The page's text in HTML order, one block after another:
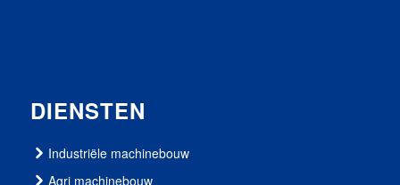
DIENSTEN
Industriële machinebouw
Agri machinebouw